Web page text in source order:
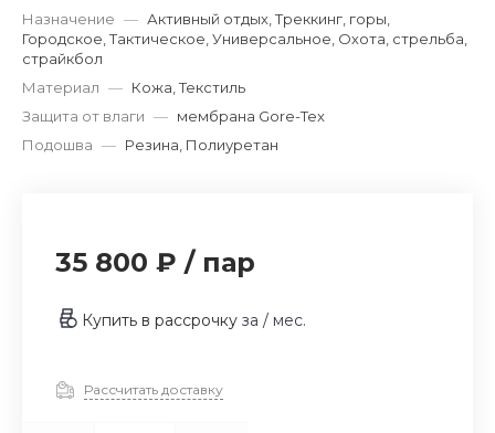
Назначение — Активный отдых, Треккинг, горы,
Городское, Тактическое, Универсальное, Охота, стрельба,
страйкбол
Материал — Кожа, Текстиль
Защита от влаги — мембрана Gore-Tex
Подошва — Резина, Полиуретан
35 800 ₽ / пар
Купить в рассрочку за / мес.
Рассчитать доставку